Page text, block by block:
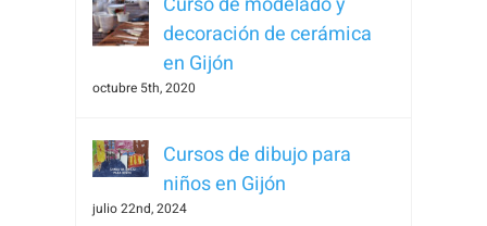
decoración de cerámica
en Gijón
octubre 5th, 2020
Cursos de dibujo para
niños en Gijón
julio 22nd, 2024
funcione lo
mejor posible